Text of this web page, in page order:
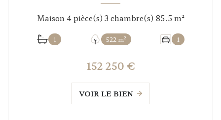
Maison 4 pièce(s) 3 chambre(s) 85.5 m²
1 522 m² 1
152 250 €
VOIR LE BIEN